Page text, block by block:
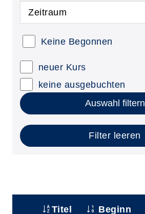
Zeitraum
Keine Begonnen
neuer Kurs
keine ausgebuchten
Auswahl filtern
Filter leeren
Titel Beginn